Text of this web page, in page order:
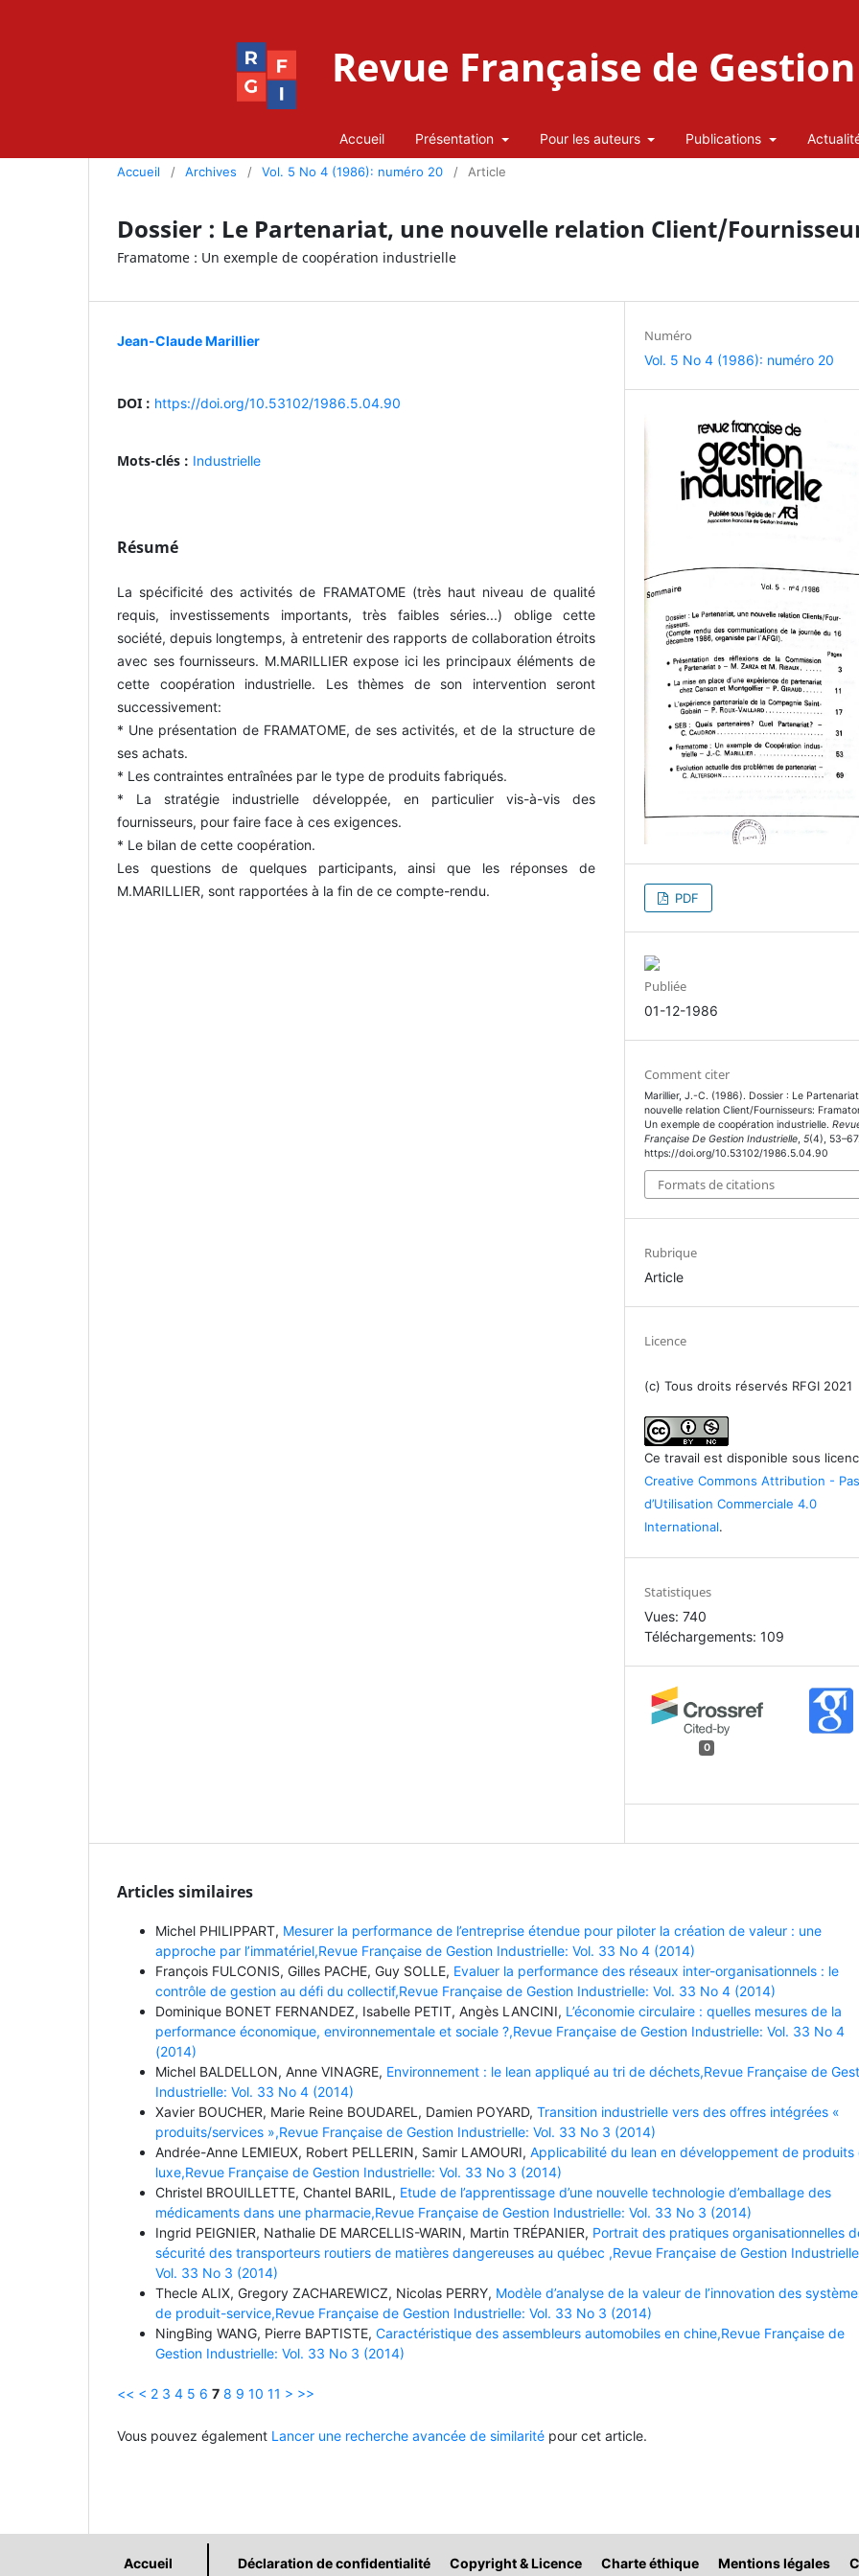
Revue Française de
Accueil Présentation Pour les auteurs Publications
Accueil / Archives / Vol. 5 No 4 (1986): numéro 20 / Article
Dossier : Le Partenariat, une nouvelle relation Client/
Framatome : Un exemple de coopération industrielle
Jean-Claude Marillier
DOI : https://doi.org/10.53102/1986.5.04.90
Mots-clés : Industrielle
Résumé
La spécificité des activités de FRAMATOME (très haut niveau de qualité
requis, investissements importants, très faibles séries...) oblige cette
société, depuis longtemps, à entretenir des rapports de collaboration étroits
avec ses fournisseurs. M.MARILLIER expose ici les principaux éléments de
cette coopération industrielle. Les thèmes de son intervention seront
successivement:
* Une présentation de FRAMATOME, de ses activités, et de la structure de
ses achats.
* Les contraintes entraînées par le type de produits fabriqués.
* La stratégie industrielle développée, en particulier vis-à-vis des
fournisseurs, pour faire face à ces exigences.
* Le bilan de cette coopération.
Les questions de quelques participants, ainsi que les réponses de
M.MARILLIER, sont rapportées à la fin de ce compte-rendu.
Numéro
Vol. 5 No 4 (1986): numéro 20
PDF
Publiée
01-12-1986
Comment citer
Marillier, J.-C. (1986). Dossier : Le
nouvelle relation Client/Fournisseurs:
Un exemple de coopération industrielle.
Française De Gestion Industrielle,5(4), 53–67.
https://doi.org/10.53102/1986.5.04.90
Formats de citations
Rubrique
Article
Licence
(c) Tous droits réservés RFGI 2021
Ce travail est disponible sous
Creative Commons Attribution - Pas
d’Utilisation Commerciale 4.0
International.
Statistiques
Vues: 740
Téléchargements: 109
0
Articles similaires
Michel PHILIPPART, Mesurer la performance de l’entreprise étendue pour piloter la création de valeur : une
approche par l’immatériel,Revue Française de Gestion Industrielle: Vol. 33 No 4 (2014)
François FULCONIS, Gilles PACHE, Guy SOLLE, Evaluer la performance des réseaux inter-organisationnels : le
contrôle de gestion au défi du collectif,Revue Française de Gestion Industrielle: Vol. 33 No 4 (2014)
Dominique BONET FERNANDEZ, Isabelle PETIT, Angès LANCINI, L’économie circulaire : quelles mesures de la
performance économique, environnementale et sociale ?,Revue Française de Gestion Industrielle: Vol. 33 No 4
(2014)
Michel BALDELLON, Anne VINAGRE, Environnement : le lean appliqué au tri de déchets,Revue Française de
Industrielle: Vol. 33 No 4 (2014)
Xavier BOUCHER, Marie Reine BOUDAREL, Damien POYARD, Transition industrielle vers des offres intégrées «
produits/services »,Revue Française de Gestion Industrielle: Vol. 33 No 3 (2014)
Andrée-Anne LEMIEUX, Robert PELLERIN, Samir LAMOURI, Applicabilité du lean en développement de produits
luxe,Revue Française de Gestion Industrielle: Vol. 33 No 3 (2014)
Christel BROUILLETTE, Chantel BARIL, Etude de l’apprentissage d’une nouvelle technologie d’emballage des
médicaments dans une pharmacie,Revue Française de Gestion Industrielle: Vol. 33 No 3 (2014)
Ingrid PEIGNIER, Nathalie DE MARCELLIS-WARIN, Martin TRÉPANIER, Portrait des pratiques organisationnelles
sécurité des transporteurs routiers de matières dangereuses au québec ,Revue Française de Gestion
Vol. 33 No 3 (2014)
Thecle ALIX, Gregory ZACHAREWICZ, Nicolas PERRY, Modèle d’analyse de la valeur de l’innovation des
de produit-service,Revue Française de Gestion Industrielle: Vol. 33 No 3 (2014)
NingBing WANG, Pierre BAPTISTE, Caractéristique des assembleurs automobiles en chine,Revue Française de
Gestion Industrielle: Vol. 33 No 3 (2014)
<< < 2 3 4 5 6 7 8 9 10 11 > >>
Vous pouvez également Lancer une recherche avancée de similarité pour cet article.
Accueil Déclaration de confidentialité Copyright & Licence Charte éthique Mentions légales